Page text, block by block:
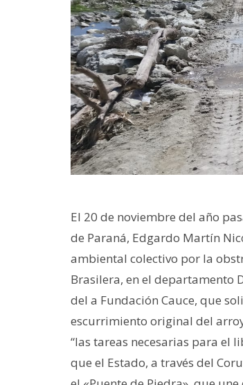
El 20 de noviembre del año
de Paraná, Edgardo Martín
ambiental colectivo por la
Brasilera, en el departamento
del a Fundación Cauce, que
escurrimiento original del
“las tareas necesarias para el
que el Estado, a través del